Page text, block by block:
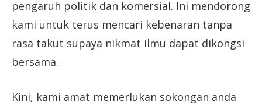
pengaruh politik dan komersial. Ini mendorong
kami untuk terus mencari kebenaran tanpa
rasa takut supaya nikmat ilmu dapat dikongsi
bersama.
Kini, kami amat memerlukan sokongan anda